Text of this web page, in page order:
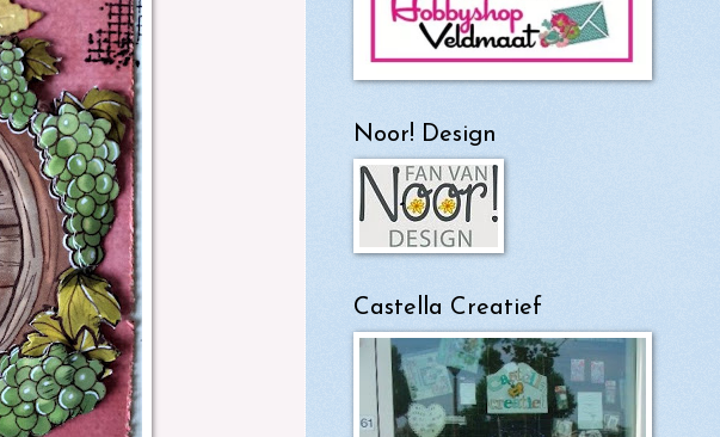
Noor! Design
Castella Creatief